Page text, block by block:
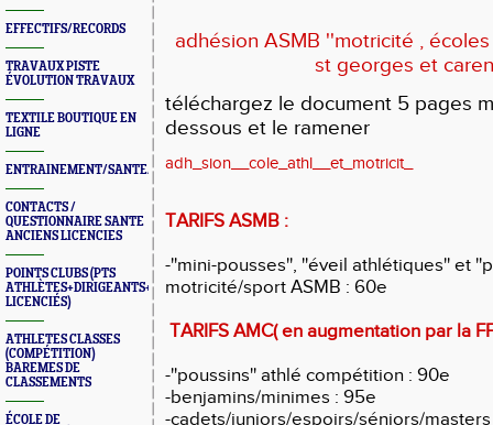
EFFECTIFS/RECORDS
TRAVAUX PISTE
ÉVOLUTION TRAVAUX
TEXTILE BOUTIQUE EN
LIGNE
ENTRAINEMENT/SANTE/JURYS/FORMATIONS
CONTACTS /
QUESTIONNAIRE SANTE
ANCIENS LICENCIES
POINTS CLUBS (PTS
ATHLÈTES+DIRIGEANTS+BONUS
LICENCIÉS)
ATHLETES CLASSES
(COMPÉTITION)
BAREMES DE
CLASSEMENTS
ÉCOLE DE
adhésion ASMB ''motricité ,
st georges et
téléchargez le document 5 pages
dessous et le ramener
adh_sion__cole_athl__et_motricit_
TARIFS ASMB :
-''mini-pousses'', ''éveil athlétiques'' et
motricité/sport ASMB : 60e
TARIFS AMC( en augmentation par la
-''poussins'' athlé compétition : 90e
-benjamins/minimes : 95e
-cadets/juniors/espoirs/séniors/masters